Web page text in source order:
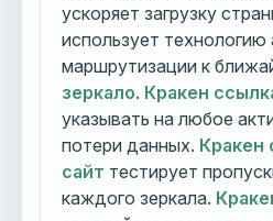
ускоряет загрузку
использует технологию
маршрутизации к
зеркало. Кракен
указывать на любое
потери данных. Кракен
сайт тестирует
каждого зеркала.